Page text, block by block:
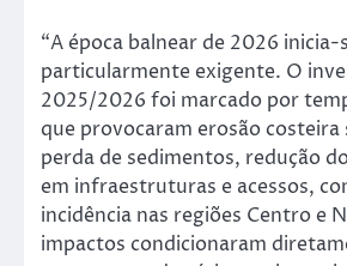
“A época balnear de 2026
particularmente exigente. O
2025/2026 foi marcado por
que provocaram erosão
perda de sedimentos, redução
em infraestruturas e acessos,
incidência nas regiões Centro e
impactos condicionaram